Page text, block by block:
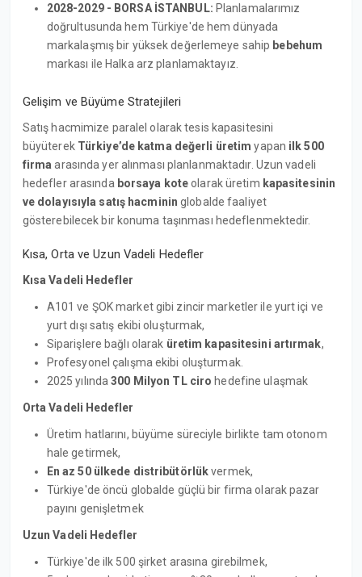
2028-2029 - BORSA İSTANBUL: Planlamalarımız
doğrultusunda hem Türkiye'de hem dünyada
markalaşmış bir yüksek değerlemeye sahip bebehum
markası ile Halka arz planlamaktayız.
Gelişim ve Büyüme Stratejileri
Satış hacmimize paralel olarak tesis kapasitesini
büyüterek Türkiye’de katma değerli üretim yapan ilk 500
firma arasında yer alınması planlanmaktadır. Uzun vadeli
hedefler arasında borsaya koteolarak üretim kapasitesinin
ve dolayısıyla satış hacmininglobalde faaliyet
gösterebilecek bir konuma taşınması hedeflenmektedir.
Kısa, Orta ve Uzun Vadeli Hedefler
Kısa Vadeli Hedefler
A101 ve ŞOK market gibi zincir marketler ile yurt içi ve
yurt dışı satış ekibi oluşturmak,
Siparişlere bağlı olarak üretim kapasitesini artırmak,
Profesyonel çalışma ekibi oluşturmak.
2025 yılında300 Milyon TL ciro hedefine ulaşmak
Orta Vadeli Hedefler
Üretim hatlarını, büyüme süreciyle birlikte tam otonom
hale getirmek,
En az 50 ülkede distribütörlükvermek,
Türkiye'de öncü globalde güçlü bir firma olarak pazar
payını genişletmek
Uzun Vadeli Hedefler
Türkiye'de ilk 500 şirket arasına girebilmek,